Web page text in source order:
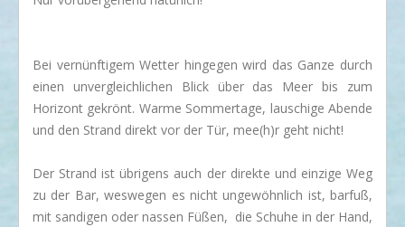
Bei vernünftigem Wetter hingegen wird das Ganze durch
einen unvergleichlichen Blick über das Meer bis zum
Horizont gekrönt. Warme Sommertage, lauschige Abende
und den Strand direkt vor der Tür, mee(h)r geht nicht!
Der Strand ist übrigens auch der direkte und einzige Weg
zu der Bar, weswegen es nicht ungewöhnlich ist, barfuß,
mit sandigen oder nassen Füßen, die Schuhe in der Hand,